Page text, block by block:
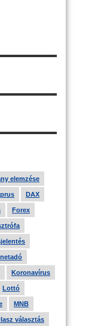
elemzése
DAX
Forex
Koronavírus
Lottó
MNB
választás